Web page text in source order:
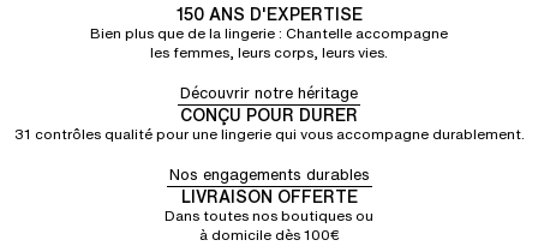
150 ANS D'EXPERTISE
Bien plus que de la lingerie : Chantelle accompagne
les femmes, leurs corps, leurs vies.
Découvrir notre héritage
CONÇU POUR DURER
31 contrôles qualité pour une lingerie qui vous accompagne durablement.
Nos engagements durables
LIVRAISON OFFERTE
Dans toutes nos boutiques ou
à domicile dès 100€